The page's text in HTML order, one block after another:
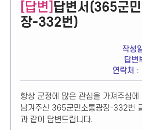
[답변] 답변서(365군
장-332번)
작성
답변
연락처 :
항상 군정에 많은 관심을 가져주심에
남겨주신 365군민소통광장-332번
과 같이 답변드립니다.